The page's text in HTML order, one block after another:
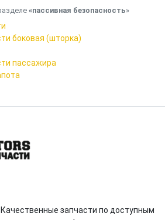
«пассивная безопасность»
боковая (шторка)
пассажира
Качественные запчасти по доступным